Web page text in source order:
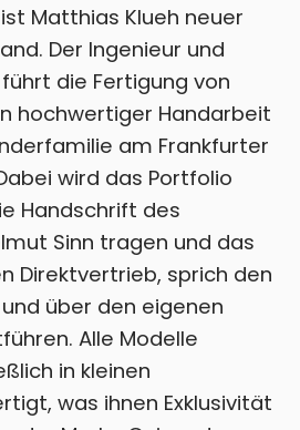
Matthias Klueh neuer
Der Ingenieur und
die Fertigung von
hochwertiger Handarbeit
am Frankfurter
wird das Portfolio
Handschrift des
Sinn tragen und das
Direktvertrieb, sprich den
über den eigenen
Alle Modelle
in kleinen
was ihnen Exklusivität